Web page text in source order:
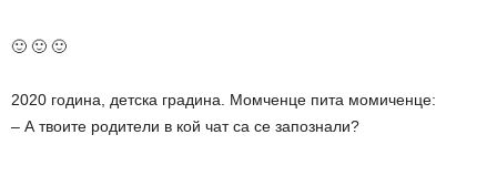
🙂 🙂 🙂
2020 година, детска градина. Момченце пита момиченце:
– А твоите родители в кой чат са се запознали?